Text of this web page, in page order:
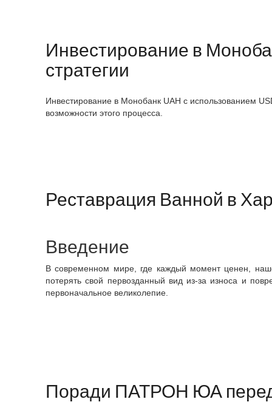
Инвестирование в
стратегии
Инвестирование в Монобанк UAH с использованием
возможности этого процесса.
Реставрация Ванной в
Введение
В современном мире, где каждый момент ценен,
потерять свой первозданный вид из-за износа и
первоначальное великолепие.
Поради ПАТРОН ЮА перед